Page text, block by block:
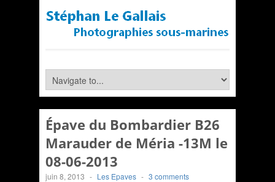
Épave du Bombardier B26
Marauder de Méria -13M le
08-06-2013
juin 8, 2013 - Les Epaves - 3 comments